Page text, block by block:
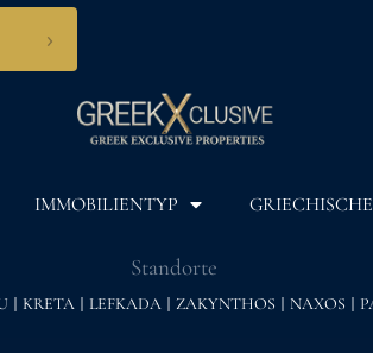
›
IMMOBILIENTYP
Standorte
KRETA LEFKADA ZAKYNTHOS NAXOS